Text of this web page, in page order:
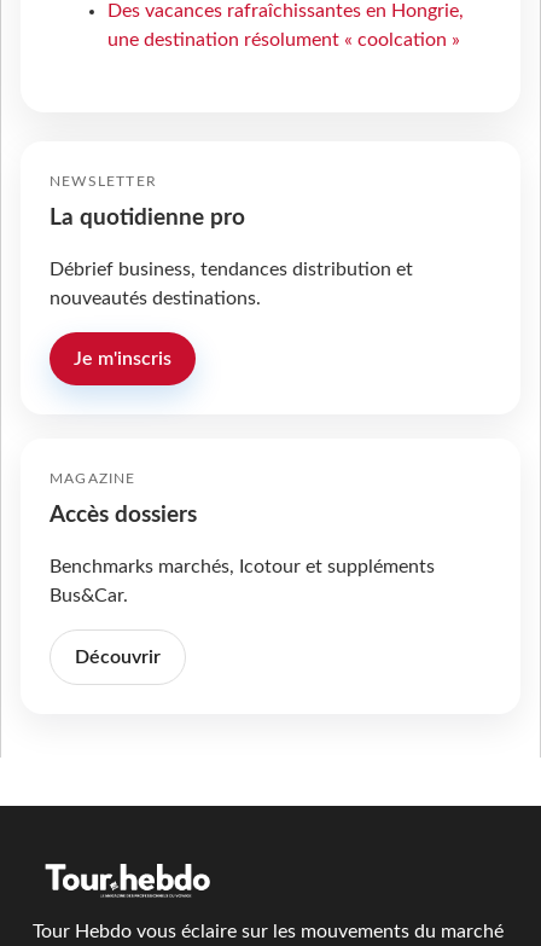
Des vacances rafraîchissantes en Hongrie,
une destination résolument « coolcation »
NEWSLETTER
La quotidienne pro
Débrief business, tendances distribution et
nouveautés destinations.
Je m'inscris
MAGAZINE
Accès dossiers
Benchmarks marchés, Icotour et suppléments
Bus&Car.
Découvrir
Tour Hebdo vous éclaire sur les mouvements du marché